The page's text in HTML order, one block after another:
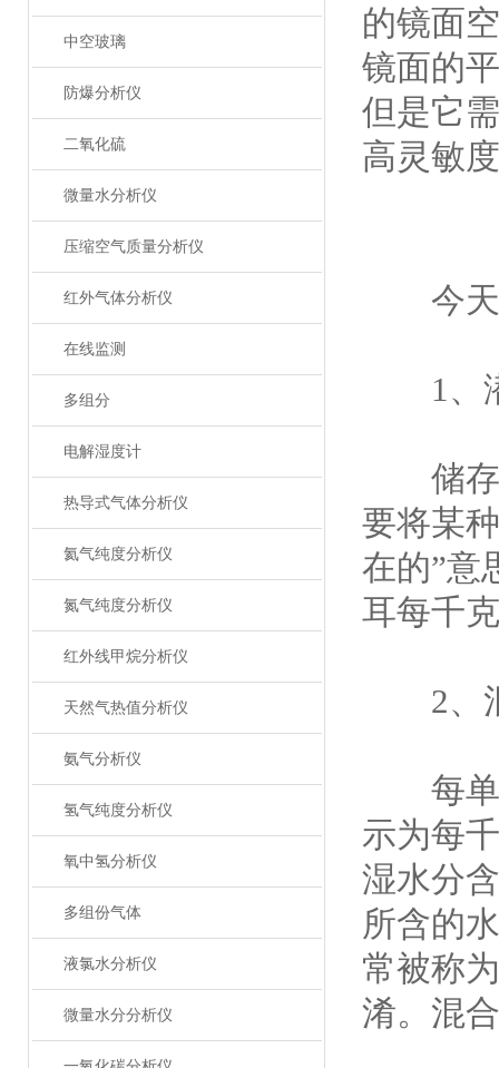
中空玻璃
防爆分析仪
二氧化硫
微量水分析仪
压缩空气质量分析仪
红外气体分析仪
在线监测
多组分
电解湿度计
热导式气体分析仪
氦气纯度分析仪
氮气纯度分析仪
红外线甲烷分析仪
天然气热值分析仪
氨气分析仪
氢气纯度分析仪
氧中氢分析仪
多组份气体
液氯水分析仪
微量水分分析仪
的镜面
镜面的
但是它
高灵敏
今天
1、
储存
要将某
在的”意
耳每千
2、
每单
示为每
湿水分
所含的
常被称
淆。混